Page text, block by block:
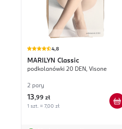
4,8
MARILYN Classic
podkolanówki 20 DEN, Visone
2 pary
13,99 zł
1 szt. = 7,00 zł